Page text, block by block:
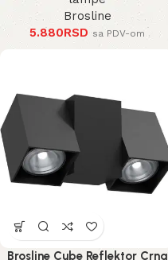
Brosline
5.880RSD sa PDV-om
Brosline Cube Reflektor Crna